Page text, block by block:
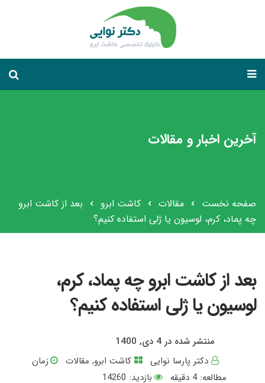
آخرین اخبار و مقالات
صفحه نخست مقالات کاشت ابرو
بعد از کاشت ابرو
چه پماد، کرم، لوسیون یا ژلی استفاده کنیم؟
بعد از کاشت ابرو چه پماد، کرم،
لوسیون یا ژلی استفاده کنیم؟
منتشر شده در 4 دی, 1400
دکتر پارسا نوایی
کاشت ابرو, مقالات
زمان
مطالعه: 4 دقیقه بازدید: 14260